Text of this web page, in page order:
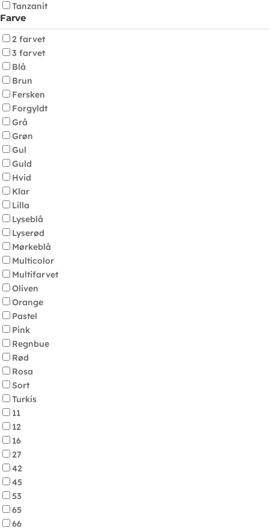
Tanzanit
Farve
2 farvet
3 farvet
Blå
Brun
Fersken
Forgyldt
Grå
Grøn
Gul
Guld
Hvid
Klar
Lilla
Lyseblå
Lyserød
Mørkeblå
Multicolor
Multifarvet
Oliven
Orange
Pastel
Pink
Regnbue
Rød
Rosa
Sort
Turkis
11
12
16
27
42
45
53
65
66